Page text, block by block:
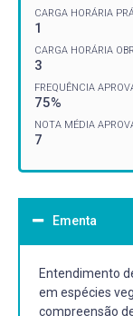
CARGA HORÁRIA
1
CARGA HORÁRIA
3
FREQUÊNCIA
75%
NOTA MÉDIA
7
Ementa
Entendimento
em espécies
compreensão